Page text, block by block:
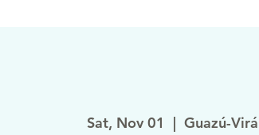
Sat, Nov 01
  |
Guazú-Virá